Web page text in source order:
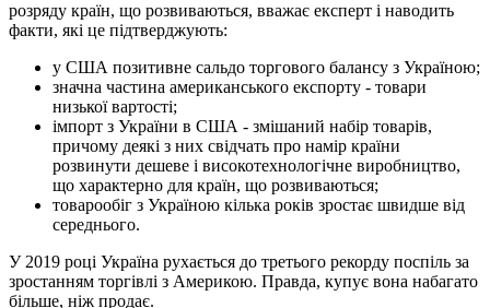
розряду країн, що розвиваються, вважає експерт і наводить
факти, які це підтверджують:
у США позитивне сальдо торгового балансу з Україною;
значна частина американського експорту - товари
низької вартості;
імпорт з України в США - змішаний набір товарів,
причому деякі з них свідчать про намір країни
розвинути дешеве і високотехнологічне виробництво,
що характерно для країн, що розвиваються;
товарообіг з Україною кілька років зростає швидше від
середнього.
У 2019 році Україна рухається до третього рекорду поспіль за
зростанням торгівлі з Америкою. Правда, купує вона набагато
більше, ніж продає.